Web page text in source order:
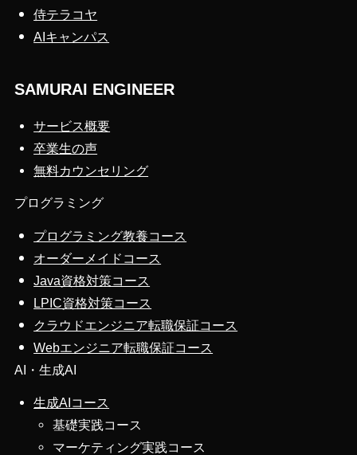
侍テラコヤ
AIキャンパス
SAMURAI ENGINEER
サービス概要
卒業生の声
無料カウンセリング
プログラミング
プログラミング教養コース
オーダーメイドコース
Java資格対策コース
LPIC資格対策コース
クラウドエンジニア転職保証コース
Webエンジニア転職保証コース
AI・生成AI
生成AIコース
基礎実践コース
マーケティング実践コース